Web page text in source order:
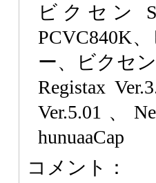
ビクセン
PCVC840K
ー、ビクセ
Registax
Ver.5.01、
hunuaaCap
コメント：